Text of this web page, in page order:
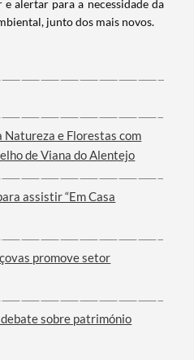
alertar para a necessidade da
junto dos mais novos.
Natureza e Florestas com
de Viana do Alentejo
assistir “Em Casa
promove setor
sobre património